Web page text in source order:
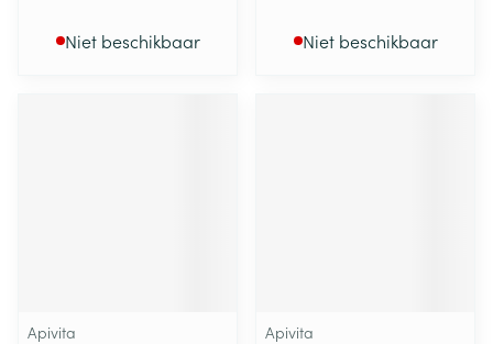
Niet beschikbaar Niet beschikbaar
Apivita
Apivita